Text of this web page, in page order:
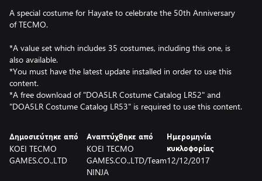
A special costume for Hayate to celebrate the 50th Anniversary
of TECMO.
*A value set which includes 35 costumes, including this one, is
also available.
*You must have the latest update installed in order to use this
content.
*A free download of "DOA5LR Costume Catalog LR52" and
"DOA5LR Costume Catalog LR53" is required to use this content.
Δημοσιεύτηκε από
KOEI TECMO
GAMES.CO.,LTD
Αναπτύχθηκε από
KOEI TECMO
GAMES.CO.,LTD/Team
NINJA
Ημερομηνία
κυκλοφορίας
12/12/2017